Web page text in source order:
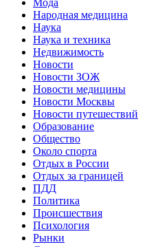
Народная медицина
Наука
Наука и техника
Недвижимость
Новости
Новости ЗОЖ
Новости медицины
Новости Москвы
Новости путешествий
Образование
Общество
Около спорта
Отдых в России
Отдых за границей
ПДД
Политика
Происшествия
Психология
Рынки